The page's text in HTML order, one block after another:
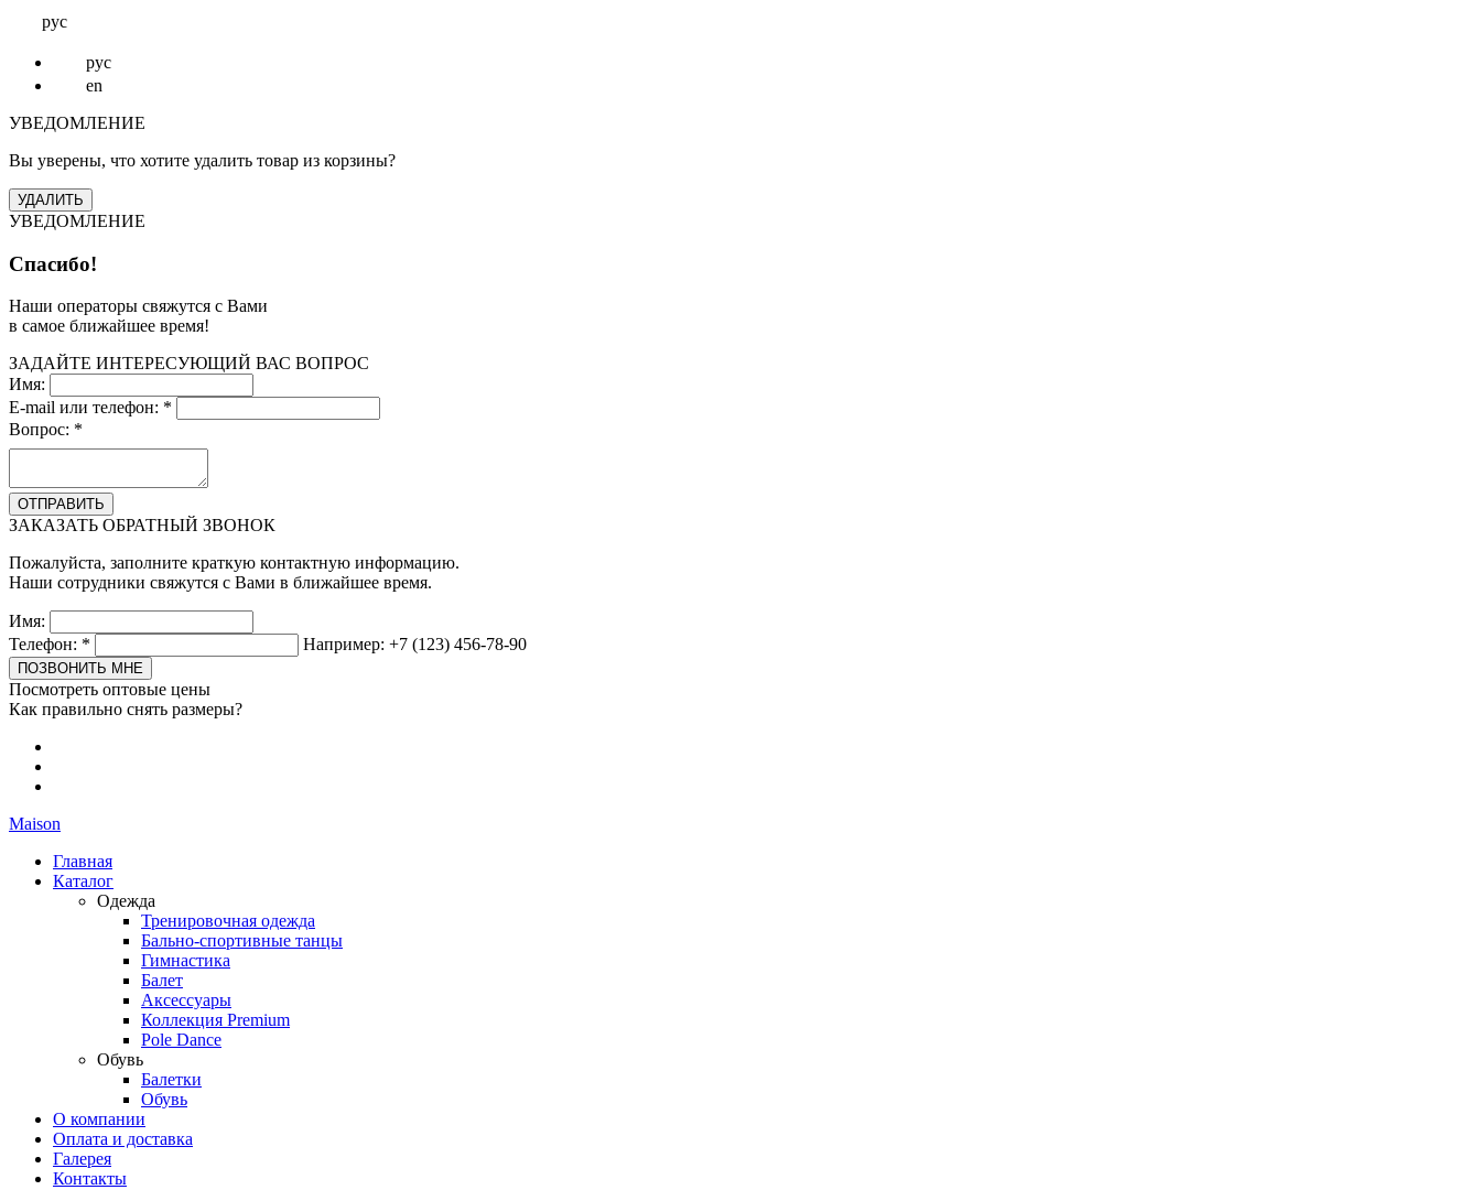
рус
рус
en
УВЕДОМЛЕНИЕ
Вы уверены, что хотите удалить товар из корзины?
УВЕДОМЛЕНИЕ
Спасибо!
Наши операторы свяжутся с Вами
в самое ближайшее время!
ЗАДАЙТЕ ИНТЕРЕСУЮЩИЙ ВАС ВОПРОС
Имя:
E-mail или телефон: *
Вопрос: *
ЗАКАЗАТЬ ОБРАТНЫЙ ЗВОНОК
Пожалуйста, заполните краткую контактную информацию.
Наши сотрудники свяжутся с Вами в ближайшее время.
Имя:
Телефон: * Например: +7 (123) 456-78-90
Посмотреть оптовые цены
Как правильно снять размеры?
Maison
Главная
Каталог
Одежда
Тренировочная одежда
Бально-спортивные танцы
Гимнастика
Балет
Аксессуары
Коллекция Premium
Pole Dance
Обувь
Балетки
Обувь
О компании
Оплата и доставка
Галерея
Контакты